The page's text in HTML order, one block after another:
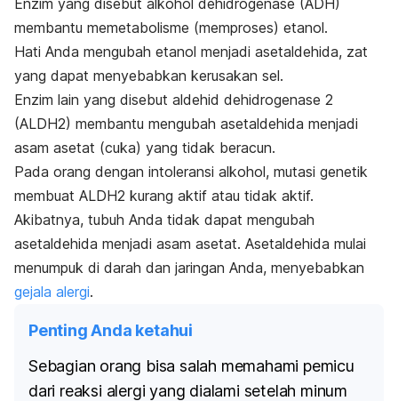
membantu memetabolisme (memproses) etanol.
Hati Anda mengubah etanol menjadi asetaldehida, zat
yang dapat menyebabkan kerusakan sel.
Enzim lain yang disebut aldehid dehidrogenase 2
(ALDH2) membantu mengubah asetaldehida menjadi
asam asetat (cuka) yang tidak beracun.
Pada orang dengan intoleransi alkohol, mutasi genetik
membuat ALDH2 kurang aktif atau tidak aktif.
Akibatnya, tubuh Anda tidak dapat mengubah
asetaldehida menjadi asam asetat. Asetaldehida mulai
menumpuk di darah dan jaringan Anda, menyebabkan
gejala alergi.
Penting Anda ketahui
Sebagian orang bisa salah memahami pemicu
dari reaksi alergi yang dialami setelah minum